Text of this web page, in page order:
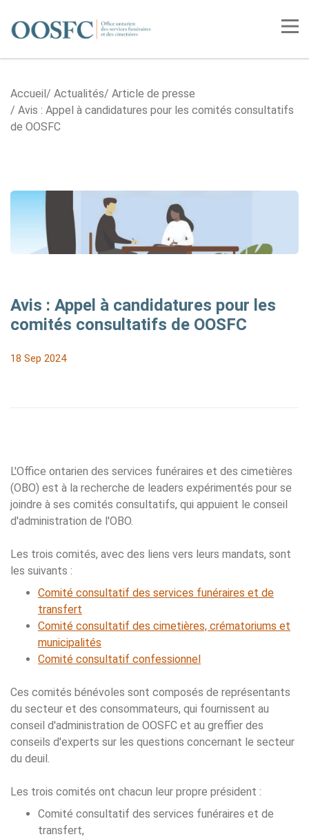
Accueil
Accueil Actualités
Article de presse
Avis : Appel à candidatures pour les comités consultatifs
de OOSFC
Avis : Appel à candidatures pour les
comités consultatifs de OOSFC
18 Sep 2024
L'Office ontarien des services funéraires et des cimetières
(OBO) est à la recherche de leaders expérimentés pour se
joindre à ses comités consultatifs, qui appuient le conseil
d'administration de l'OBO.
Les trois comités, avec des liens vers leurs mandats, sont
les suivants :
Comité consultatif des services funéraires et de
transfert
Comité consultatif des cimetières, crématoriums et
municipalités
Comité consultatif confessionnel
Ces comités bénévoles sont composés de représentants
du secteur et des consommateurs, qui fournissent au
conseil d'administration de OOSFC et au greffier des
conseils d'experts sur les questions concernant le secteur
du deuil.
Les trois comités ont chacun leur propre président :
Comité consultatif des services funéraires et de
transfert,